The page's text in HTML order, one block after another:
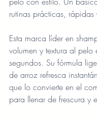
rutinas prácticas, rápidas
Esta marca líder en
volumen y textura al pelo
segundos. Su fórmula
de arroz refresca
que lo convierte en el
para llenar de frescura y